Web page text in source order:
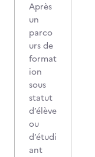
Après
un
parco
urs de
format
ion
sous
statut
d’élève
ou
d’étudi
ant